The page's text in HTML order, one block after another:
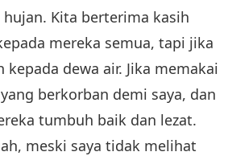
Kita berterima kasih
mereka semua, tapi jika
dewa air. Jika memakai
berkorban demi saya, dan
tumbuh baik dan lezat.
meski saya tidak melihat